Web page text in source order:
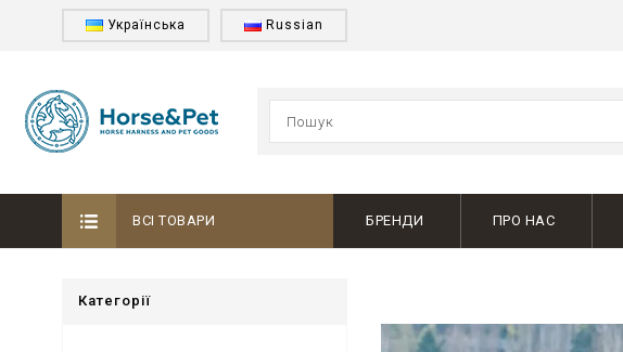
Українська Russian
ВСІ ТОВАРИ БРЕНДИ ПРО НАС
Категорії